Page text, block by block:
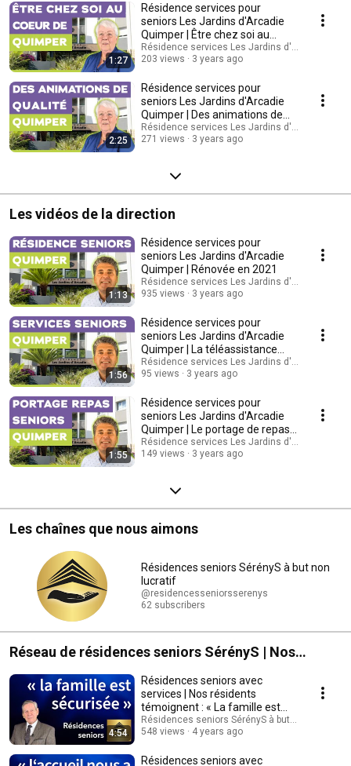
1:27
Résidence services pour
seniors Les Jardins d'Arcadie
Quimper | Être chez soi au
coeur de Quimper
Résidence services Les Jardins d'Arcadie
203 views
3 years ago
2:25
Résidence services pour
seniors Les Jardins d'Arcadie
Quimper | Des animations de
qualité
Résidence services Les Jardins d'Arcadie
271 views
3 years ago
Les vidéos de la direction
1:13
Résidence services pour
seniors Les Jardins d'Arcadie
Quimper | Rénovée en 2021
Résidence services Les Jardins d'Arcadie
935 views
3 years ago
1:56
Résidence services pour
seniors Les Jardins d'Arcadie
Quimper | La téléassistance
senior
Résidence services Les Jardins d'Arcadie
95 views
3 years ago
1:55
Résidence services pour
seniors Les Jardins d'Arcadie
Quimper | Le portage de repas
à domicile
Résidence services Les Jardins d'Arcadie
149 views
3 years ago
Les chaînes que nous aimons
Résidences seniors SérényS à but non
lucratif
@residencesseniorsserenys
62 subscribers
Réseau de résidences seniors SérényS | Nos
résidents témoignent
4:54
Résidences seniors avec
services | Nos résidents
témoignent : « La famille est
sécurisée »
Résidences seniors SérényS à but non lucratif
548 views
4 years ago
Résidences seniors avec